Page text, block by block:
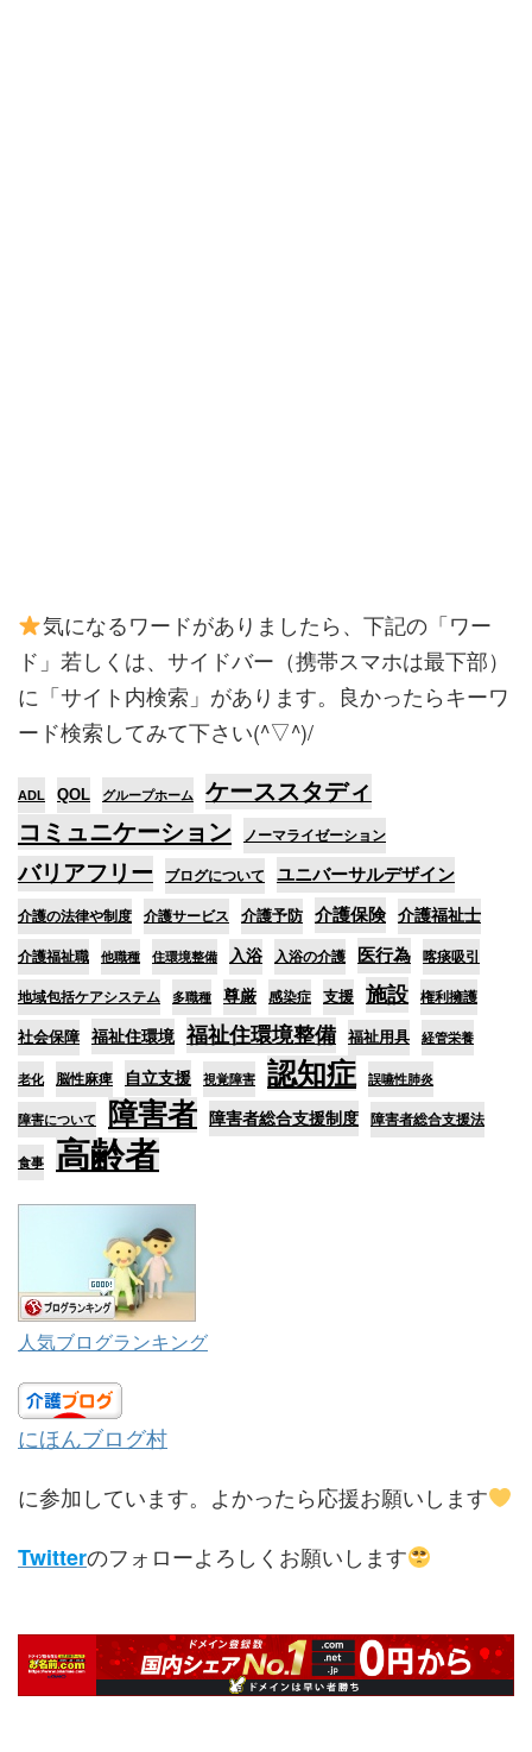
気になるワードがありましたら、下記の「ワー
ド」若しくは、サイドバー（携帯スマホは最下部）
に「サイト内検索」があります。良かったらキーワ
ード検索してみて下さい(^▽^)/
ADL QOL グループホーム
ケーススタディ
コミュニケーション
ノーマライゼーション
バリアフリー ブログについて ユニバーサルデザイン
介護の法律や制度 介護サービス 介護予防 介護保険 介護福祉士
介護福祉職 他職種 住環境整備 入浴 入浴の介護 医行為 喀痰吸引
地域包括ケアシステム 多職種 尊厳 感染症 支援 施設 権利擁護
社会保障 福祉住環境 福祉住環境整備 福祉用具 経管栄養
老化 脳性麻痺 自立支援 視覚障害 認知症 誤嚥性肺炎
障害について 障害者 障害者総合支援制度 障害者総合支援法
食事 高齢者
人気ブログランキング
にほんブログ村
に参加しています。よかったら応援お願いします
Twitterのフォローよろしくお願いします